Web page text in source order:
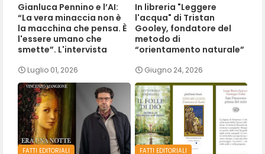
Gianluca Pennino e l’AI:
“La vera minaccia non è
la macchina che pensa. È
l'essere umano che
smette”. L'intervista
Luglio 01, 2026
In libreria "Leggere
l'acqua" di Tristan
Gooley, fondatore del
metodo di
“orientamento naturale”
Giugno 24, 2026
FATTI EDITORIALI FATTI EDITORIALI